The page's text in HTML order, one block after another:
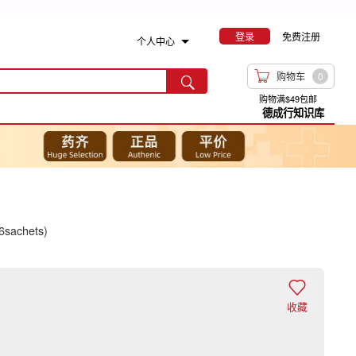
个人中心 登录 免费注册
  购物车 0
购物满$49包邮
德成行知识库

收藏